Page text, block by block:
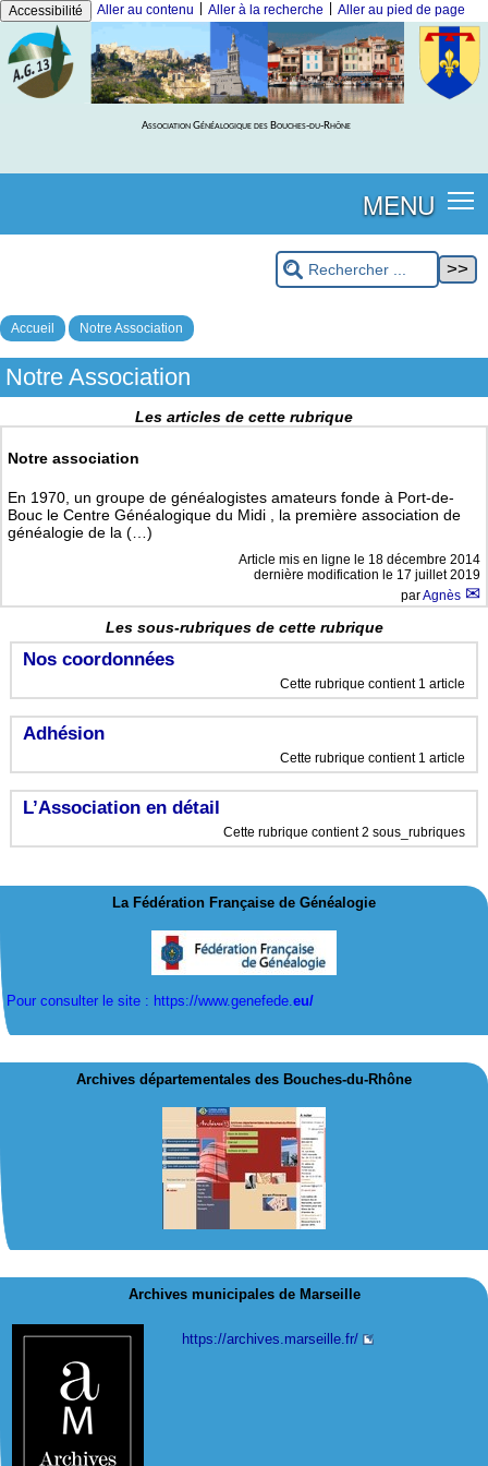
Accessibilité Aller au contenu Aller à la recherche Aller au pied de page
Association Généalogique des Bouches-du-Rhône
MENU
Accueil Notre Association
Notre Association
Les articles de cette rubrique
Notre association
En 1970, un groupe de généalogistes amateurs fonde à Port-de-
Bouc le Centre Généalogique du Midi , la première association de
généalogie de la (…)
Article mis en ligne le 18 décembre 2014
dernière modification le 17 juillet 2019
parAgnès
Les sous-rubriques de cette rubrique
Nos coordonnées
Cette rubrique contient 1 article
Adhésion
Cette rubrique contient 1 article
L’Association en détail
Cette rubrique contient 2 sous_rubriques
La Fédération Française de Généalogie
Pour consulter le site : https://www.genefede. eu/
Archives départementales des Bouches-du-Rhône
Archives municipales de Marseille
https://archives.marseille.fr/